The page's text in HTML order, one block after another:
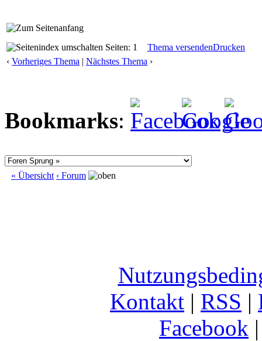
Seiten: 1 Thema versendenDrucken
‹ Vorheriges Thema | Nächstes Thema ›
Bookmarks:
« Übersicht ‹ Forum
Kontakt | RSS |
Facebook